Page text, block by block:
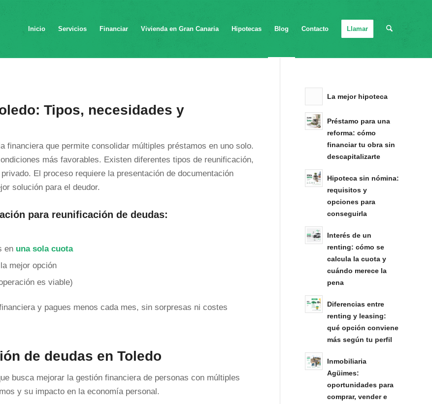
Inicio Servicios Financiar Vivienda en Gran Canaria Hipotecas Blog Contacto Llamar
Tipos, necesidades y
financiera que permite consolidar múltiples préstamos en uno solo.
más favorables. Existen diferentes tipos de reunificación,
El proceso requiere la presentación de documentación
solución para el deudor.
para reunificación de deudas:
en una sola cuota
mejor opción
es viable)
y pagues menos cada mes, sin sorpresas ni costes
de deudas en Toledo
busca mejorar la gestión financiera de personas con múltiples
y su impacto en la economía personal.
La mejor hipoteca
Préstamo para una
reforma: cómo
financiar tu obra sin
descapitalizarte
Hipoteca sin nómina:
requisitos y
opciones para
conseguirla
Interés de un
renting: cómo se
calcula la cuota y
cuándo merece la
pena
Diferencias entre
renting y leasing:
qué opción conviene
más según tu perfil
Inmobiliaria
Agüimes:
oportunidades para
comprar, vender e